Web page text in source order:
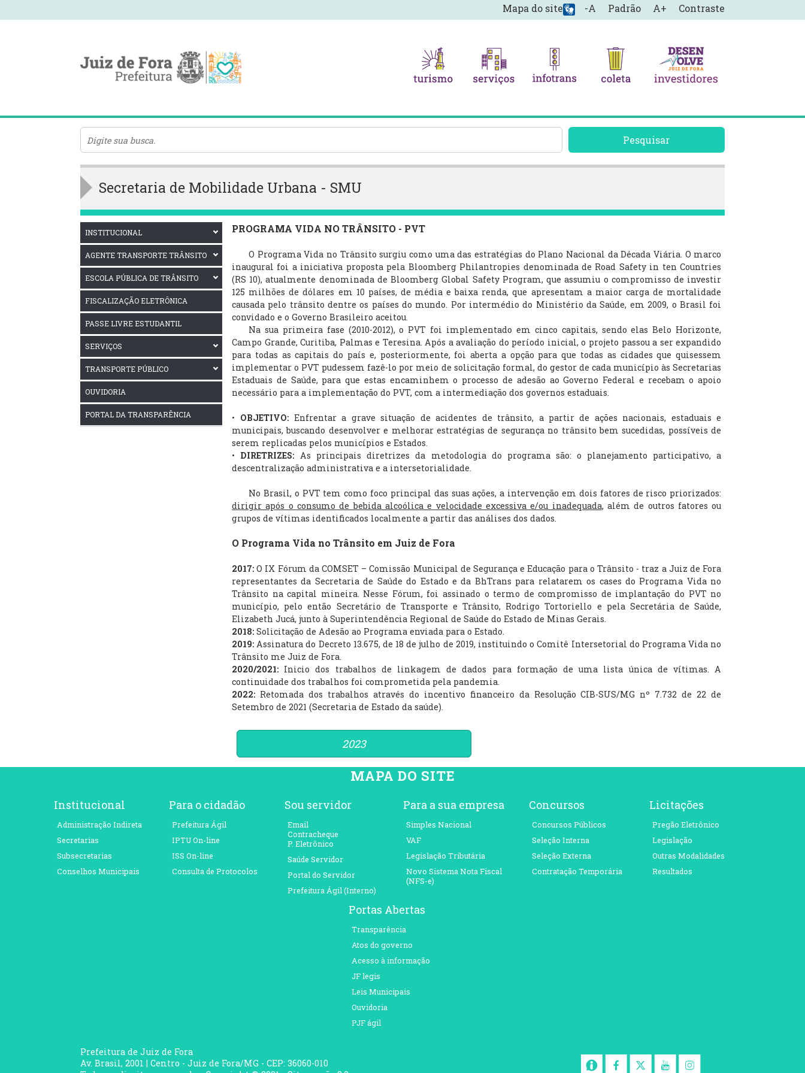
-A Padrão A+ Contraste
Mapa do site
Pesquisar
Secretaria de Mobilidade Urbana - SMU
INSTITUCIONAL
AGENTE TRANSPORTE TRÂNSITO
ESCOLA PÚBLICA DE TRÂNSITO
FISCALIZAÇÃO ELETRÔNICA
PASSE LIVRE ESTUDANTIL
SERVIÇOS
TRANSPORTE PÚBLICO
OUVIDORIA
PORTAL DA TRANSPARÊNCIA
PROGRAMA VIDA NO TRÂNSITO - PVT
O Programa Vida no Trânsito surgiu como uma das estratégias do Plano Nacional da Década Viária. O marco
inaugural foi a iniciativa proposta pela Bloomberg Philantropies denominada de Road Safety in ten Countries
(RS 10), atualmente denominada de Bloomberg Global Safety Program, que assumiu o compromisso de investir
125 milhões de dólares em 10 países, de média e baixa renda, que apresentam a maior carga de mortalidade
causada pelo trânsito dentre os países do mundo. Por intermédio do Ministério da Saúde, em 2009, o Brasil foi
convidado e o Governo Brasileiro aceitou.
Na sua primeira fase (2010-2012), o PVT foi implementado em cinco capitais, sendo elas Belo Horizonte,
Campo Grande, Curitiba, Palmas e Teresina. Após a avaliação do período inicial, o projeto passou a ser expandido
para todas as capitais do país e, posteriormente, foi aberta a opção para que todas as cidades que quisessem
implementar o PVT pudessem fazê-lo por meio de solicitação formal, do gestor de cada município às Secretarias
Estaduais de Saúde, para que estas encaminhem o processo de adesão ao Governo Federal e recebam o apoio
necessário para a implementação do PVT, com a intermediação dos governos estaduais.
• OBJETIVO: Enfrentar a grave situação de acidentes de trânsito, a partir de ações nacionais, estaduais e
municipais, buscando desenvolver e melhorar estratégias de segurança no trânsito bem sucedidas, possíveis de
serem replicadas pelos municípios e Estados.
• DIRETRIZES: As principais diretrizes da metodologia do programa são: o planejamento participativo, a
descentralização administrativa e a intersetorialidade.
No Brasil, o PVT tem como foco principal das suas ações, a intervenção em dois fatores de risco priorizados:
dirigir após o consumo de bebida alcoólica e velocidade excessiva e/ou inadequada, além de outros fatores ou
grupos de vítimas identificados localmente a partir das análises dos dados.
O Programa Vida no Trânsito em Juiz de Fora
2017:O IX Fórum da COMSET – Comissão Municipal de Segurança e Educação para o Trânsito - traz a Juiz de Fora
representantes da Secretaria de Saúde do Estado e da BhTrans para relatarem os cases do Programa Vida no
Trânsito na capital mineira. Nesse Fórum, foi assinado o termo de compromisso de implantação do PVT no
município, pelo então Secretário de Transporte e Trânsito, Rodrigo Tortoriello e pela Secretária de Saúde,
Elizabeth Jucá, junto à Superintendência Regional de Saúde do Estado de Minas Gerais.
2018:Solicitação de Adesão ao Programa enviada para o Estado.
2019: Assinatura do Decreto 13.675, de 18 de julho de 2019, instituindo o Comitê Intersetorial do Programa Vida no
Trânsito me Juiz de Fora.
2020/2021: Inicio dos trabalhos de linkagem de dados para formação de uma lista única de vítimas. A
continuidade dos trabalhos foi comprometida pela pandemia.
2022: Retomada dos trabalhos através do incentivo financeiro da Resolução CIB-SUS/MG nº 7.732 de 22 de
Setembro de 2021 (Secretaria de Estado da saúde).
2023
MAPA DO SITE
Institucional
Administração Indireta
Secretarias
Subsecretarias
Conselhos Municipais
Para o cidadão
Prefeitura Ágil
IPTU On-line
ISS On-line
Consulta de Protocolos
Sou servidor
Email
Contracheque
P. Eletrônico
Saúde Servidor
Portal do Servidor
Prefeitura Ágil (Interno)
Para a sua empresa
Simples Nacional
VAF
Legislação Tributária
Novo Sistema Nota Fiscal
(NFS-e)
Concursos
Concursos Públicos
Seleção Interna
Seleção Externa
Contratação Temporária
Licitações
Pregão Eletrônico
Legislação
Outras Modalidades
Resultados
Portas Abertas
Transparência
Atos do governo
Acesso à informação
JF legis
Leis Municipais
Ouvidoria
PJF ágil
Prefeitura de Juiz de Fora
Av. Brasil, 2001 | Centro - Juiz de Fora/MG - CEP: 36060-010